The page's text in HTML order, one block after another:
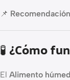
📌
🧪 ¿Cómo
El Alimento